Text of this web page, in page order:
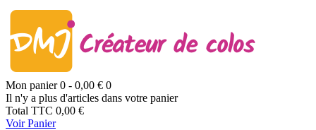
Mon panier 0 - 0,00 € 0
Il n'y a plus d'articles dans votre panier
Total TTC 0,00 €
Voir Panier